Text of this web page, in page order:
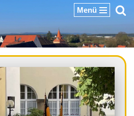
Menü